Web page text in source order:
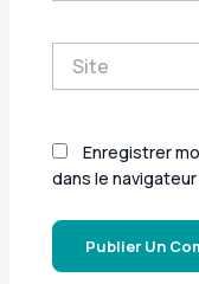
Enregistrer
dans le